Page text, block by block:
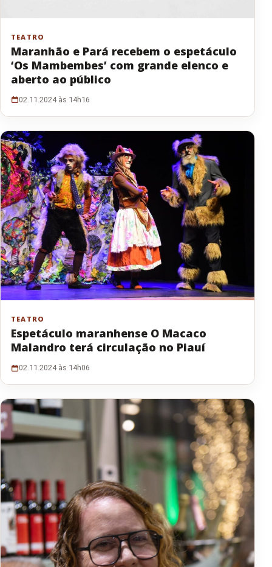
TEATRO
Maranhão e Pará recebem o espetáculo
‘Os Mambembes’ com grande elenco e
aberto ao público
02.11.2024 às 14h16
TEATRO
Espetáculo maranhense O Macaco
Malandro terá circulação no Piauí
02.11.2024 às 14h06